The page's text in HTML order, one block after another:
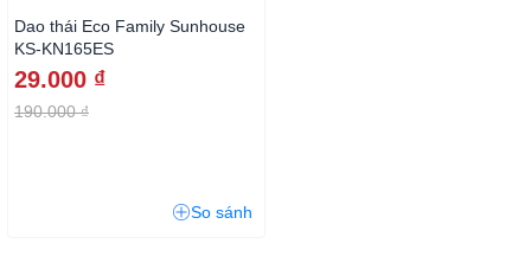
Dao thái Eco Family Sunhouse
KS-KN165ES
29.000 ₫
190.000 ₫
So sánh